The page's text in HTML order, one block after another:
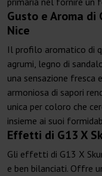
Gusto e Aroma di
Nice
Il profilo aromatico di
agrumi, legno di
una sensazione fresca
armoniosa di sapori
unica per coloro che
insieme ai suoi
Effetti di G13 X
Gli effetti di G13 X
e ben bilanciati. Offre